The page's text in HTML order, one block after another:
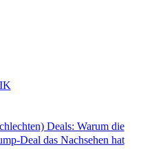
Deals: Warum die
Deal das Nachsehen hat